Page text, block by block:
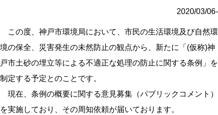
2020/03/06-
この度、神戸市環境局において、市民の生活環境及び自然環
境の保全、災害発生の未然防止の観点から、新たに「(仮称)神
戸市土砂の埋立等による不適正な処理の防止に関する条例」を
制定する予定とのことです。
現在、条例の概要に関する意見募集（パブリックコメント）
を実施しており、その周知依頼が届いております。